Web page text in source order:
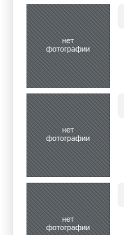
нет
фотографии
нет
фотографии
нет
фотографии